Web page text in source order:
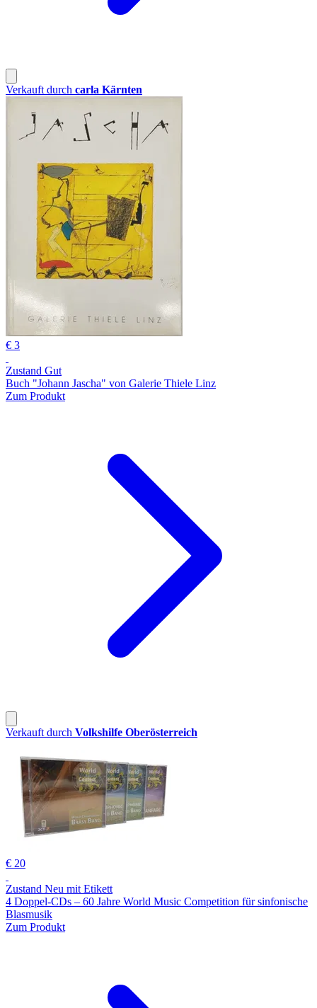
Verkauft durch carla Kärnten
€ 3
Zustand Gut
Buch "Johann Jascha" von Galerie Thiele Linz
Zum Produkt
Verkauft durch Volkshilfe Oberösterreich
€ 20
Zustand Neu mit Etikett
4 Doppel-CDs – 60 Jahre World Music Competition für sinfonische
Blasmusik
Zum Produkt